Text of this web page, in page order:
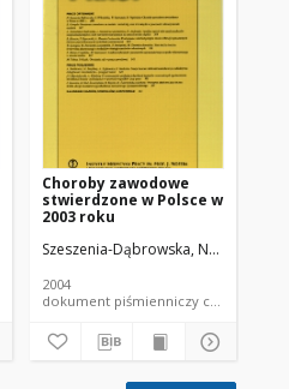
Dąbrowska, Neonila Szymczak, Wiesław
dokument piśmienniczy
Choroby zawodowe
stwierdzone w Polsce w
2003 roku
Szeszenia-Dąbrowska, Neonila
2004
dokument piśmienniczy